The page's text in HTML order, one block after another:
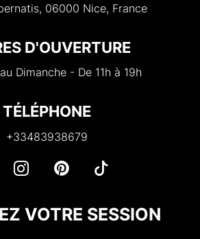
06000 Nice, France
D'OUVERTURE
Dimanche - De 11h à 19h
TÉLÉPHONE
+33483938679
VOTRE SESSION